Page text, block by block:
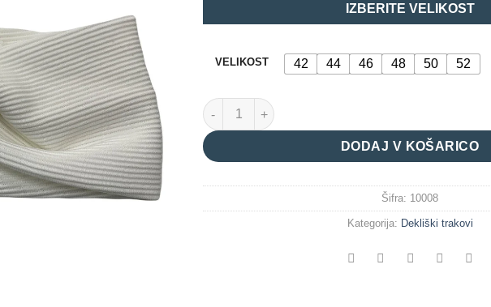
IZBERITE VELIKOST
VELIKOST 42 44 46 48 50 52
trak turban_bela količina
DODAJ V KOŠARICO
Šifra: 10008
Kategorija: Dekliški trakovi